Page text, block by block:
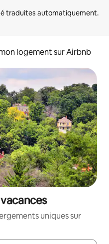
logement sur Airbnb
uniques sur